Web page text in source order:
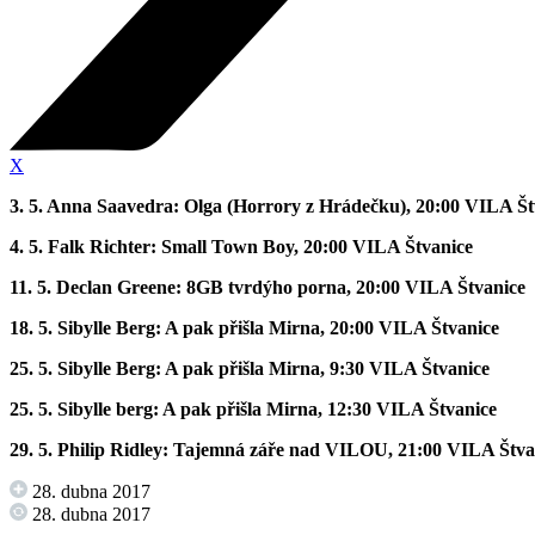
X
3. 5. Anna Saavedra: Olga (Horrory z Hrádečku), 20:00 VILA
4. 5. Falk Richter: Small Town Boy, 20:00 VILA Štvanice
11. 5. Declan Greene: 8GB tvrdýho porna, 20:00 VILA Štvanice
18. 5. Sibylle Berg: A pak přišla Mirna, 20:00 VILA Štvanice
25. 5. Sibylle Berg: A pak přišla Mirna, 9:30 VILA Štvanice
25. 5. Sibylle berg: A pak přišla Mirna, 12:30 VILA Štvanice
29. 5. Philip Ridley: Tajemná záře nad VILOU, 21:00 VILA
28. dubna 2017
28. dubna 2017